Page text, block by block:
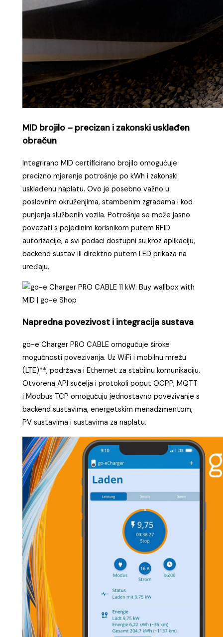
MID brojilo – precizan i zakonski usklađen
obračun
Integrirano MID certificirano brojilo omogućuje
precizno mjerenje potrošnje po kWh i zakonski
usklađenu naplatu. Ovo je posebno važno u
poslovnim okruženjima, stambenim zgradama i kod
punjenja službenih vozila. Potrošnja se može jasno
povezati s pojedinim korisnikom putem RFID
autorizacije, a svi podaci dostupni su kroz aplikaciju,
backend sustav ili direktno putem LED prikaza na
uređaju.
Napredna povezivost i integracija sustava
go-e Charger PRO CABLE omogućuje široke
mogućnosti povezivanja. Uz WiFi i mobilnu mrežu
(LTE)**, podržava i Ethernet za stabilnu komunikaciju.
Otvorena API sučelja i protokoli poput OCPP, MQTT
i Modbus TCP omogućuju jednostavno povezivanje s
backend sustavima, energetskim menadžmentom,
PV sustavima i sustavima za naplatu.